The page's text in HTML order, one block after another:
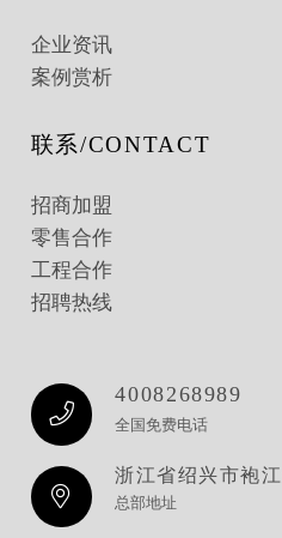
企业资讯
案例赏析
联系/CONTACT
招商加盟
零售合作
工程合作
招聘热线
4008268989
全国免费电话
浙江省绍兴市袍
总部地址